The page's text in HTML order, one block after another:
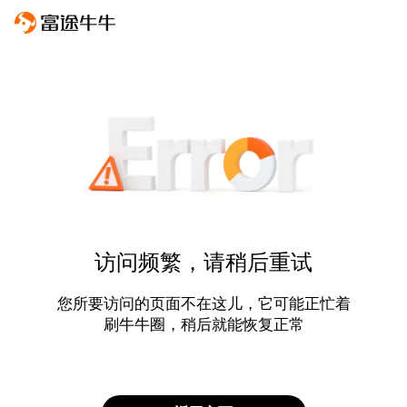
访问频繁，请稍后重试
您所要访问的页面不在这儿，它可能正忙着
刷牛牛圈，稍后就能恢复正常